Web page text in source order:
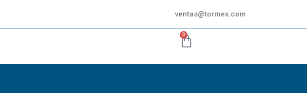
ventas@tormex.com
0